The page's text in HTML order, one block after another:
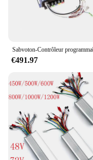
€491.97